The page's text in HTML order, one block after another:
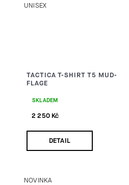
UNISEX
TACTICA T-SHIRT T5 MUD-
FLAGE
SKLADEM
2 250 Kč
DETAIL
NOVINKA